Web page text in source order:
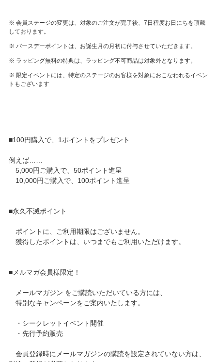
※ 会員ステージの変更は、対象のご注文が完了後、7日程度お日にちを頂戴
しております。
※ バースデーポイントは、お誕生月の月初に付与させていただきます。
※ ラッピング無料の特典は、ラッピング不可商品は対象外となります。
※ 限定イベントには、特定のステージのお客様を対象におこなわれるイベン
トもございます
■100円購入で、1ポイントをプレゼント
例えば……
5,000円ご購入で、50ポイント進呈
10,000円ご購入で、100ポイント進呈
■永久不滅ポイント
ポイントに、ご利用期限はございません。
獲得したポイントは、いつまでもご利用いただけます。
■メルマガ会員様限定！
メールマガジン をご購読いただいている方には、
特別なキャンペーンをご案内いたします。
・シークレットイベント開催
・先行予約販売
会員登録時にメールマガジンの購読を設定されていない方は、